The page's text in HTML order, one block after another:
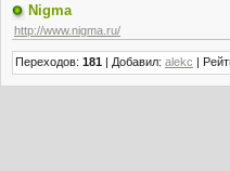
Nigma
http://www.nigma.ru/
Переходов: 181 | Добавил: alekc |